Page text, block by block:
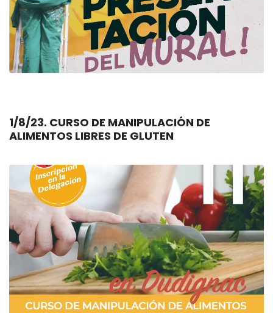
1/8/23. CURSO DE MANIPULACIÓN DE
ALIMENTOS LIBRES DE GLUTEN